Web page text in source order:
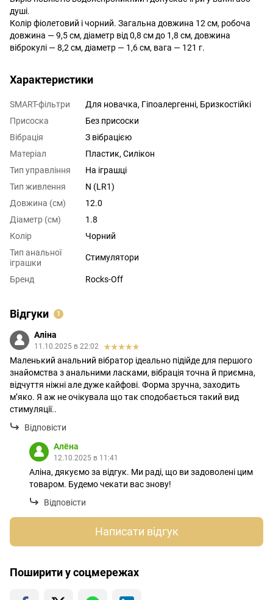
душі.
Колір фіолетовий і чорний. Загальна довжина 12 см, робоча
довжина — 9,5 см, діаметр від 0,8 см до 1,8 см, довжина
віброкулі — 8,2 см, діаметр — 1,6 см, вага — 121 г.
Характеристики
SMART-фільтри
Для новачка, Гіпоалергенні, Бризкостійкі
Присоска
Без присоски
Вібрація
З вібрацією
Матеріал
Пластик, Силікон
Тип управління
На іграшці
Тип живлення
N (LR1)
Довжина (см)
12.0
Діаметр (см)
1.8
Колір
Чорний
Тип анальної
іграшки
Стимулятори
Бренд Rocks-Off
Відгуки 1
Аліна
11.10.2025 в 22:02
Маленький анальний вібратор ідеально підійде для першого
знайомства з анальними ласками, вібрація точна й приємна,
відчуття ніжні але дуже кайфові. Форма зручна, заходить
м’яко. Я аж не очікувала що так сподобається такий вид
стимуляції..
Відповісти
Алёна
12.10.2025 в 11:41
Аліна, дякуємо за відгук. Ми раді, що ви задоволені цим
товаром. Будемо чекати вас знову!
Відповісти
Написати відгук
Поширити у соцмережах